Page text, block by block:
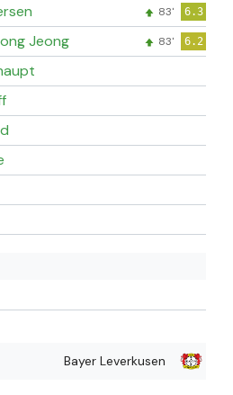
83' 6.3
Jeong 83' 6.2
Bayer Leverkusen